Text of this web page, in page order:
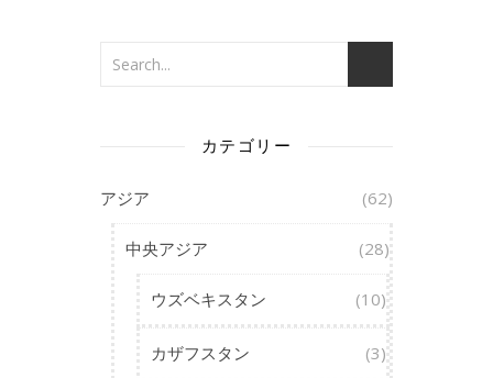
カテゴリー
アジア (62)
中央アジア (28)
ウズベキスタン (10)
カザフスタン (3)